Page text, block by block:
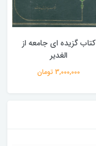
کتاب گزیده ای جامعه از
الغدیر
3,000,000 تومان